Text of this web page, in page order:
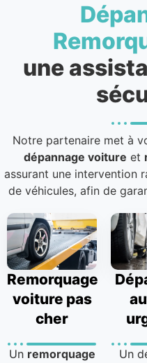
une
Notre partenaire met à
dépannage voiture et
assurant une intervention
de véhicules, afin de
Remorquage
voiture pas
cher
Un remorquage
Un